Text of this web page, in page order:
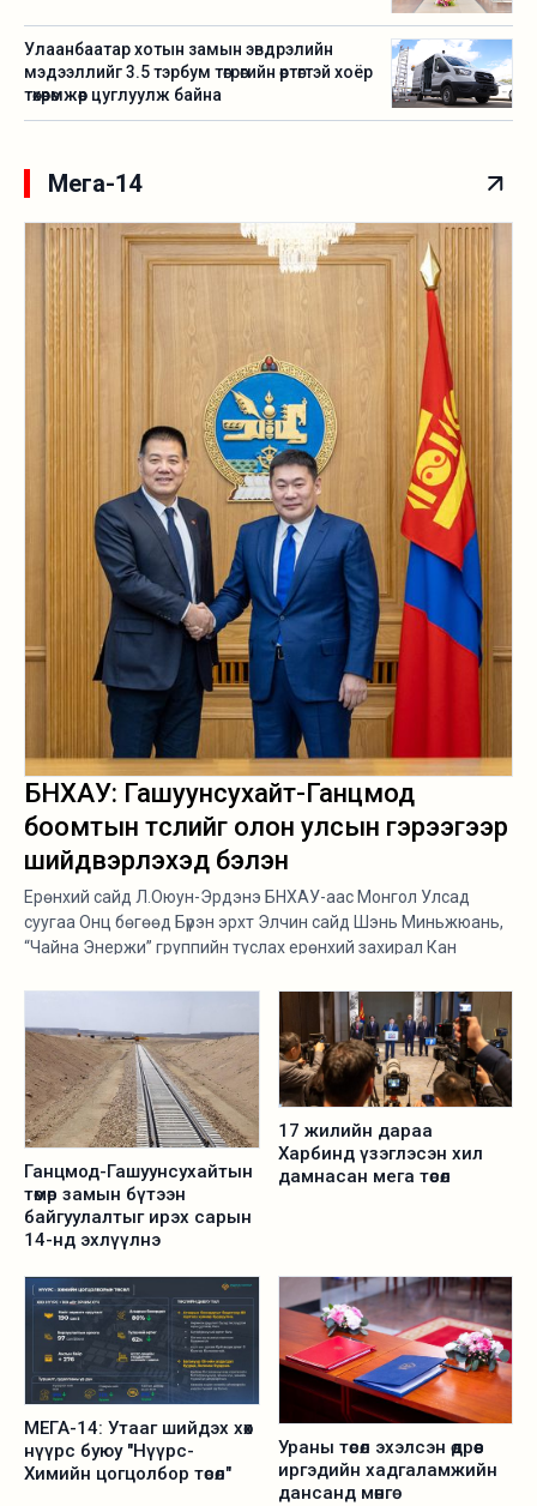
Улаанбаатар хотын замын эвдрэлийн
мэдээллийг 3.5 тэрбум төгрөгийн өртөгтэй хоёр
төхөөрөмжөөр цуглуулж байна
Мега-14
БНХАУ: Гашуунсухайт-Ганцмод
боомтын төслийг олон улсын гэрээгээр
шийдвэрлэхэд бэлэн
Ерөнхий сайд Л.Оюун-Эрдэнэ БНХАУ-аас Монгол Улсад
суугаа Онц бөгөөд Бүрэн эрхт Элчин сайд Шэнь Миньжюань,
“Чайна Энержи” группийн туслах ерөнхий захирал Кан
боомтын хил холболтын төмөр замын төслийн талаар
ярилцав.
Ганцмод-Гашуунсухайтын
төмөр замын бүтээн
байгуулалтыг ирэх сарын
14-нд эхлүүлнэ
17 жилийн дараа
Харбинд үзэглэсэн хил
дамнасан мега төсөл
МЕГА-14: Утааг шийдэх хөх
нүүрс буюу "Нүүрс-
Химийн цогцолбор төсөл"
Ураны төсөл эхэлсэн өдрөөс
иргэдийн хадгаламжийн
дансанд мөнгө